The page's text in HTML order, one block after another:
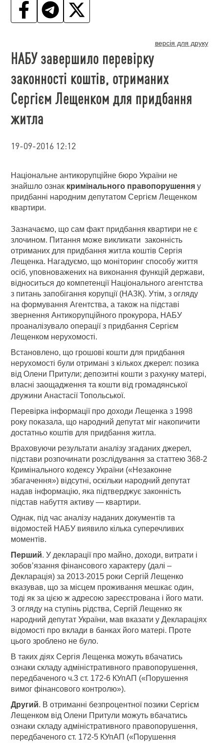
версія для друку
НАБУ завершило перевірку
законності коштів, отриманих
Сергієм Лещенком для придбання
житла
19-09-2016 12:12
Національне антикорупційне бюро України не
знайшло ознак кримінального правопорушення у
придбанні народним депутатом Сергієм Лещенком
квартири.
Зазначаємо, що сам факт придбання квартири не є
злочином. Питання може викликати законність
отриманих для придбання житла коштів Сергія
Лещенка. Нагадуємо, що моніторинг способу життя
осіб, уповноважених на виконання функцій держави,
відноситься до компетенції Національного агентства
з питань запобігання корупції (НАЗК). Утім, з огляду
на формування Агентства, а також на підставі
звернення Антикорупційного прокурора, НАБУ
проаналізувало операції з придбання Сергієм
Лещенком нерухомості.
Встановлено, що грошові кошти для придбання
нерухомості були отримані з кількох джерел: позика
від Олени Притули; депозитні кошти з рахунку матері,
власні заощадження та кошти від громадянської
дружини Анастасії Топольської.
Перевірка інформації про доходи Лещенка з 1998
року показала, що народний депутат міг накопичити
достатньо коштів для придбання житла.
Враховуючи результати аналізу згаданих джерел,
підстави розпочинати розслідування за статтею 368-2
Кримінального кодексу України («Незаконне
збагачення») відсутні, оскільки народний депутат
надав інформацію, яка підтверджує законність
підстав набуття активу — квартири.
Однак, під час аналізу наданих документів та
відомостей НАБУ виявило кілька суперечливих
моментів.
Перший. У декларації про майно, доходи, витрати і
зобов’язання фінансового характеру (далі –
Декларація) за 2013-2015 роки Сергій Лещенко
вказував, що за місцем проживання мешкає один,
тоді як за цією ж адресою зареєстрована і його мати.
З огляду на ступінь рідства, Сергій Лещенко як
народний депутат України, мав вказати у Деклараціях
відомості про вклади в банках його матері. Проте
цього зроблено не було.
В таких діях Сергія Лещенка можуть вбачатись
ознаки складу адміністративного правопорушення,
передбаченого ч.3 ст. 172-6 КУпАП («Порушення
вимог фінансового контролю»).
Другий. В отриманні безпроцентної позики Сергієм
Лещенком від Олени Притули можуть вбачатись
ознаки складу адміністративного правопорушення,
передбаченого ст. 172-5 КУпАП («Порушення